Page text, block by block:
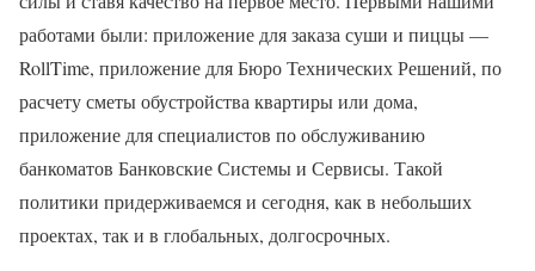
работами были: приложение для заказа суши и пиццы —
RollTime, приложение для Бюро Технических Решений, по
расчету сметы обустройства квартиры или дома,
приложение для специалистов по обслуживанию
банкоматов Банковские Системы и Сервисы. Такой
политики придерживаемся и сегодня, как в небольших
проектах, так и в глобальных, долгосрочных.